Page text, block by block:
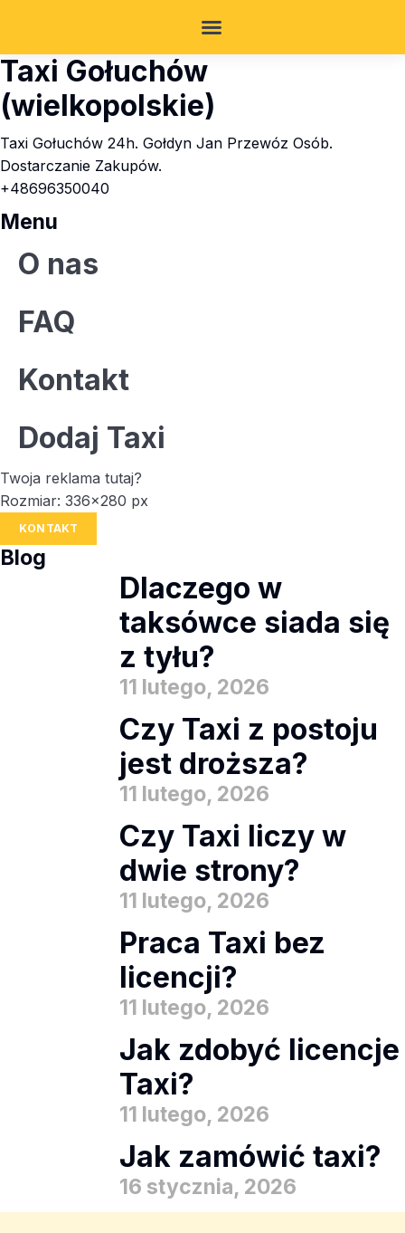
Taxi Gołuchów
(wielkopolskie)
Taxi Gołuchów 24h. Gołdyn Jan Przewóz Osób.
Dostarczanie Zakupów.
+48696350040
Menu
O nas
FAQ
Kontakt
Dodaj Taxi
Twoja reklama tutaj?
Rozmiar: 336x280 px
KONTAKT
Blog
Dlaczego w
taksówce siada się
z tyłu?
11 lutego, 2026
Czy Taxi z postoju
jest droższa?
11 lutego, 2026
Czy Taxi liczy w
dwie strony?
11 lutego, 2026
Praca Taxi bez
licencji?
11 lutego, 2026
Jak zdobyć licencje
Taxi?
11 lutego, 2026
Jak zamówić taxi?
16 stycznia, 2026